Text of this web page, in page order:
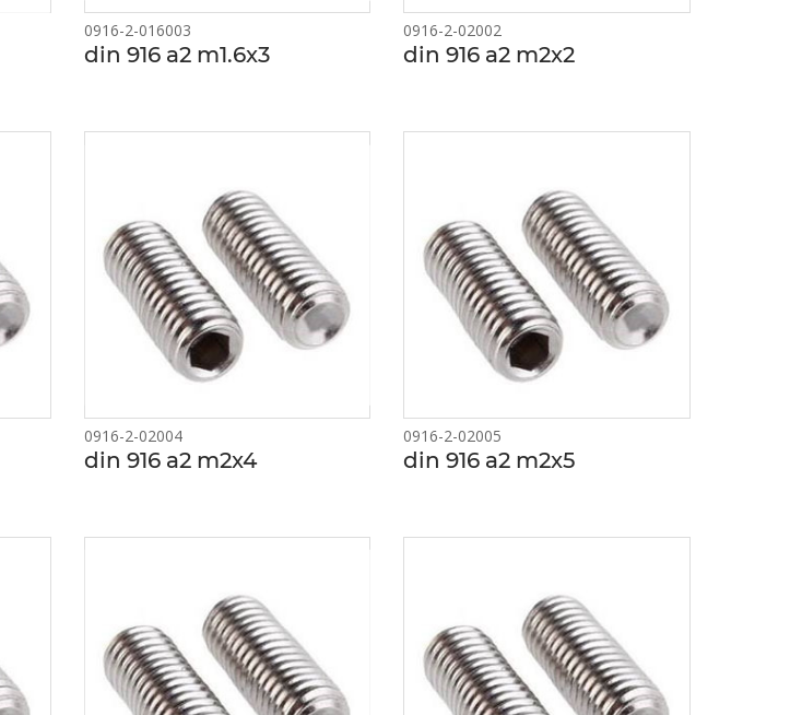
0916-2-016003
din 916 a2 m1.6x3
0916-2-02002
din 916 a2 m2x2
0916-2-02004
din 916 a2 m2x4
0916-2-02005
din 916 a2 m2x5